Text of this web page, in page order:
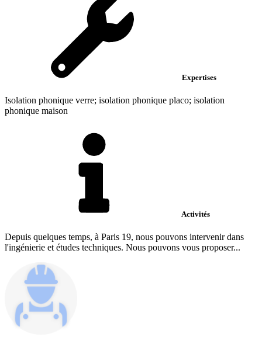
Expertises
Isolation phonique verre; isolation phonique placo; isolation
phonique maison
Activités
Depuis quelques temps, à Paris 19, nous pouvons intervenir dans
l'ingénierie et études techniques. Nous pouvons vous proposer...